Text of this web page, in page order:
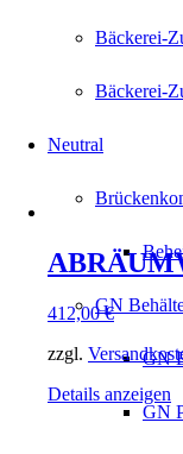
Bäckerei-
Bäckerei-
Neutral
GN
GN
GN
412,00€
zzgl.
Details anzeigen